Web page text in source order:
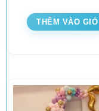
THÊM VÀO GIỎ